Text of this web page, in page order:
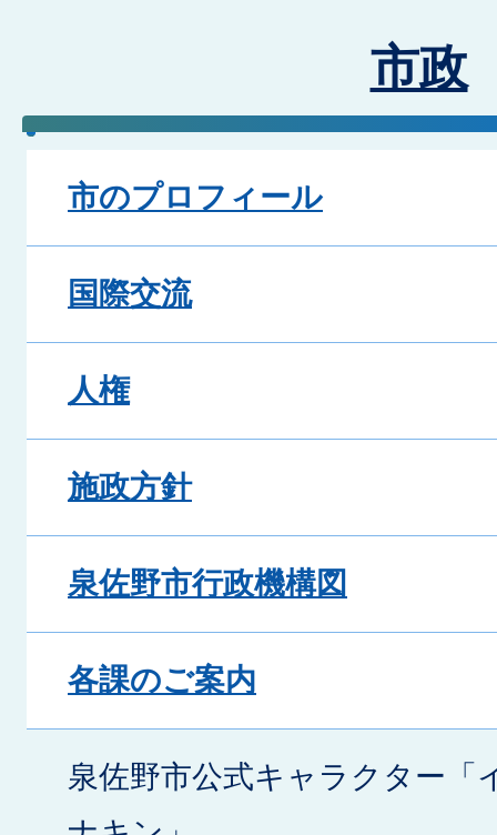
市政
市のプロフィール
国際交流
人権
施政方針
泉佐野市行政機構図
各課のご案内
泉佐野市公式キャラクター「